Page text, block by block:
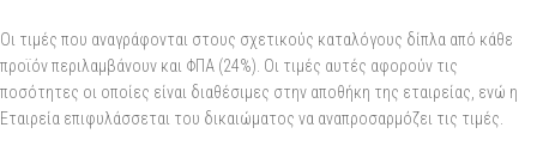
Οι τιμές που αναγράφονται στους σχετικούς καταλόγους δίπλα από κάθε
προϊόν περιλαμβάνουν και ΦΠΑ (24%). Οι τιμές αυτές αφορούν τις
ποσότητες οι οποίες είναι διαθέσιμες στην αποθήκη της εταιρείας, ενώ η
Εταιρεία επιφυλάσσεται του δικαιώματος να αναπροσαρμόζει τις τιμές.